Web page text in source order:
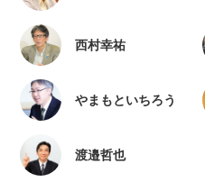
西村幸祐
やまもといちろう
渡邉哲也